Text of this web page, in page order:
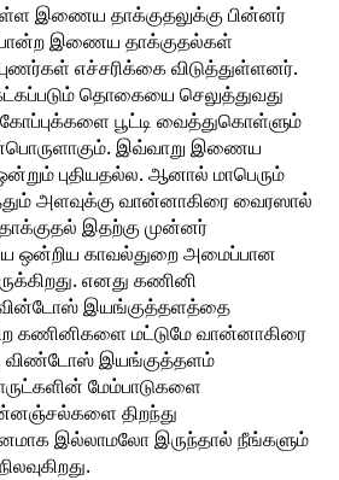
இணைய தாக்குதலுக்கு பின்னர்
இணைய தாக்குதல்கள்
எச்சரிக்கை விடுத்துள்ளனர்.
தொகையை செலுத்துவது
பூட்டி வைத்துகொள்ளும்
இவ்வாறு இணைய
புதியதல்ல. ஆனால் மாபெரும்
அளவுக்கு வான்னாகிரை வைரஸால்
இதற்கு முன்னர்
ஒன்றிய காவல்துறை அமைப்பான
எனது கணினி
வின்டோஸ் இயங்குத்தளத்தை
கணினிகளை மட்டுமே வான்னாகிரை
விண்டோஸ் இயங்குத்தளம்
மேம்பாடுகளை
திறந்து
இல்லாமலோ இருந்தால் நீங்களும்